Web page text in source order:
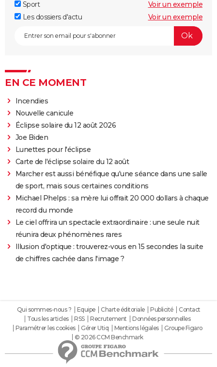
Sport
Voir un exemple
Les dossiers d'actu
Voir un exemple
EN CE MOMENT
Incendies
Nouvelle canicule
Éclipse solaire du 12 août 2026
Joe Biden
Lunettes pour l'éclipse
Carte de l'éclipse solaire du 12 août
Marcher est aussi bénéfique qu'une séance dans une salle
de sport, mais sous certaines conditions
Michael Phelps : sa mère lui offrait 20 000 dollars à chaque
record du monde
Le ciel offrira un spectacle extraordinaire : une seule nuit
réunira deux phénomènes rares
Illusion d'optique : trouverez-vous en 15 secondes la suite
de chiffres cachée dans l'image ?
Qui sommes-nous ? Equipe Charte éditoriale Publicité
Contact
Tous les articles
RSS Recrutement
Données personnelles
Paramétrer les cookies
Gérer Utiq Mentions légales
Groupe Figaro
© 2026 CCM Benchmark